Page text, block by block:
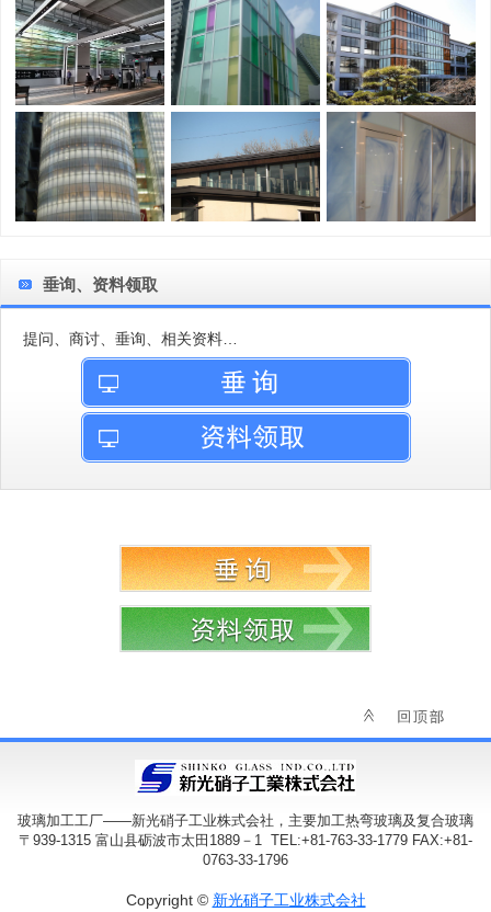
垂询、资料领取
提问、商讨、垂询、相关资料…
玻璃加工工厂——新光硝子工业株式会社，主要加工热弯玻璃及复合玻璃
〒939-1315 富山县砺波市太田1889－1 TEL:+81-763-33-1779 FAX:+81-
0763-33-1796
Copyright © 新光硝子工业株式会社